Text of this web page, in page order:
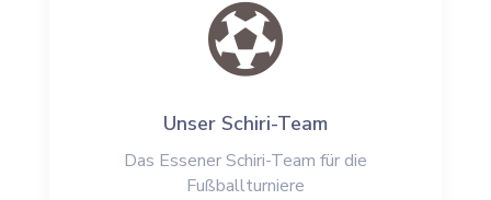

Unser Schiri-Team
Das Essener Schiri-Team für die
Fußballturniere